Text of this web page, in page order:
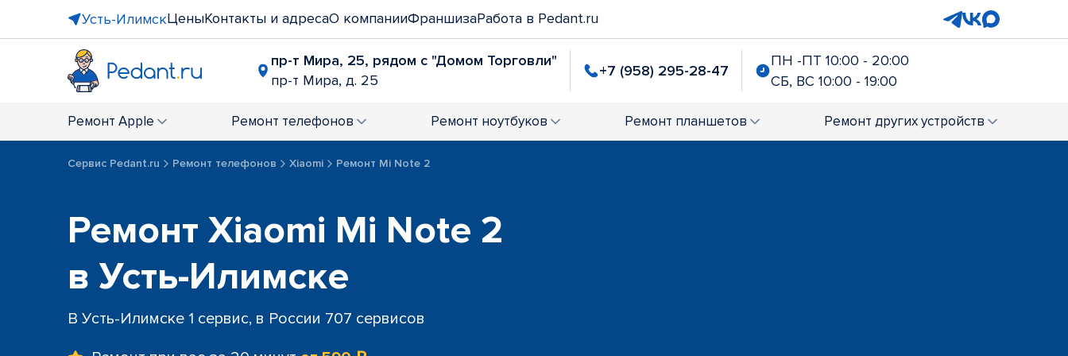
Усть-ИлимскЦеныКонтакты и адресаО компанииФраншизаРабота в Pedant.ru
пр-т Мира, 25, рядом с "Домом Торговли"
пр-т Мира, д. 25
+7 (958) 295-28-47
ПН -ПТ 10:00 - 20:00
СБ, ВС 10:00 - 19:00
Ремонт Apple Ремонт телефонов Ремонт ноутбуков Ремонт планшетов Ремонт других устройств
Сервис Pedant.ru Ремонт телефонов Xiaomi Ремонт Mi Note 2
Ремонт Xiaomi Mi Note 2
в Усть-Илимске
В Усть-Илимске 1 сервис, в России 707 сервисов